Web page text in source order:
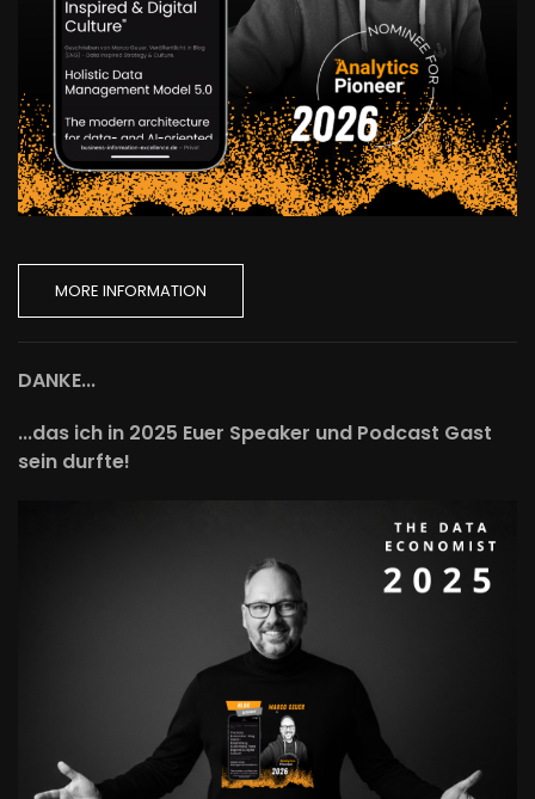
MORE INFORMATION
DANKE...
...das ich in 2025 Euer Speaker und Podcast Gast
sein durfte!